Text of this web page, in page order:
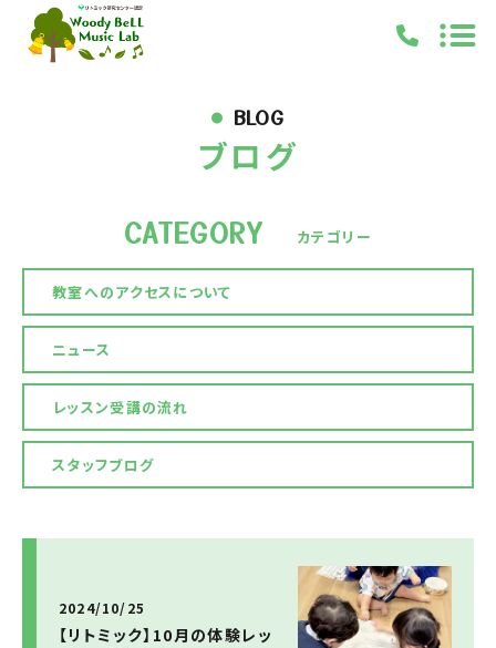
LEARNING
NEWS
BLOG
ACCESS
キャンペーン
ブログ
お問い合わせ
BLOG
ブログ
2024/10/25
【リトミック】10月の体験レッ
CATEGORY カテゴリー
教室へのアクセスについて
ニュース
レッスン受講の流れ
スタッフブログ